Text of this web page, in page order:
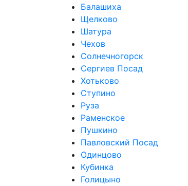
Балашиха
Щелково
Шатура
Чехов
Солнечногорск
Сергиев Посад
Хотьково
Ступино
Руза
Раменское
Пушкино
Павловский Посад
Одинцово
Кубинка
Голицыно